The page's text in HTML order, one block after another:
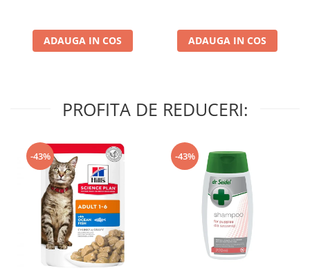
ADAUGA IN COS ADAUGA IN COS
PROFITA DE REDUCERI:
-43% -43%